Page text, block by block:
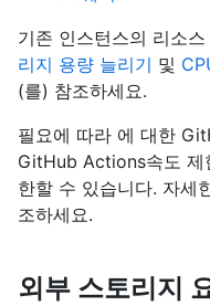
기존 인스턴스의 리소
리지 용량 늘리기 및
(를) 참조하세요.
필요에 따라 에 대한
GitHub Actions속도 제
한할 수 있습니다. 자세
조하세요.
외부 스토리지